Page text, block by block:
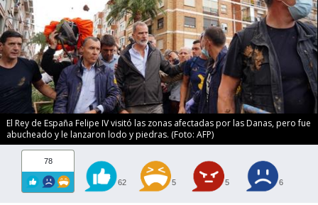
El Rey de España Felipe IV visitó las zonas afectadas por las Danas, pero fue
abucheado y le lanzaron lodo y piedras. (Foto: AFP)
78
62 5 5 6